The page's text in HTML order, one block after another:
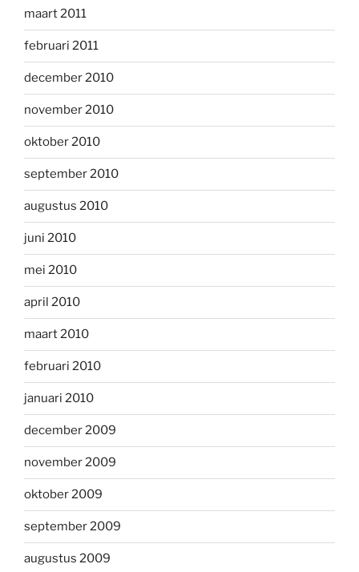
maart 2011
februari 2011
december 2010
november 2010
oktober 2010
september 2010
augustus 2010
juni 2010
mei 2010
april 2010
maart 2010
februari 2010
januari 2010
december 2009
november 2009
oktober 2009
september 2009
augustus 2009